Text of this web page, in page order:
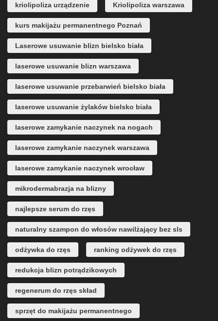
kriolipoliza urządzenie Kriolipoliza warszawa
kurs makijażu permanentnego Poznań
Laserowe usuwanie blizn bielsko biała
laserowe usuwanie blizn warszawa
laserowe usuwanie przebarwień bielsko biała
laserowe usuwanie żylaków bielsko biała
laserowe zamykanie naczynek na nogach
laserowe zamykanie naczynek warszawa
laserowe zamykanie naczynek wrocław
mikrodermabrazja na blizny
najlepsze serum do rzęs
naturalny szampon do włosów nawilżający bez sls
odżywka do rzęs ranking odżywek do rzęs
redukcja blizn potrądzikowych
regenerum do rzęs skład
sprzęt do makijażu permanentnego